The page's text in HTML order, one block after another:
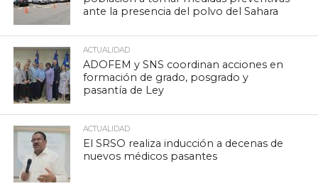
ante la presencia del polvo del Sahara
ACTUALIDAD
ADOFEM y SNS coordinan acciones en
formación de grado, posgrado y
pasantía de Ley
ACTUALIDAD
El SRSO realiza inducción a decenas de
nuevos médicos pasantes